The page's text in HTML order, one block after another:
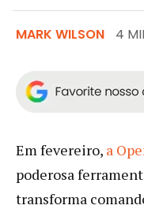
MARK WILSON 4
Em fevereiro, a
poderosa
transforma